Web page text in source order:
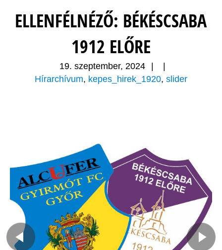
ELLENFÉLNÉZŐ: BÉKÉSCSABA
1912 ELŐRE
19. szeptember, 2024
Hírarchívum, kepes_hirek_1920, slider